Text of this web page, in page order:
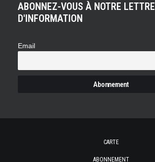
ABONNEZ-VOUS À NOTRE LETTRE
D'INFORMATION
Email
CARTE
ABONNEMENT